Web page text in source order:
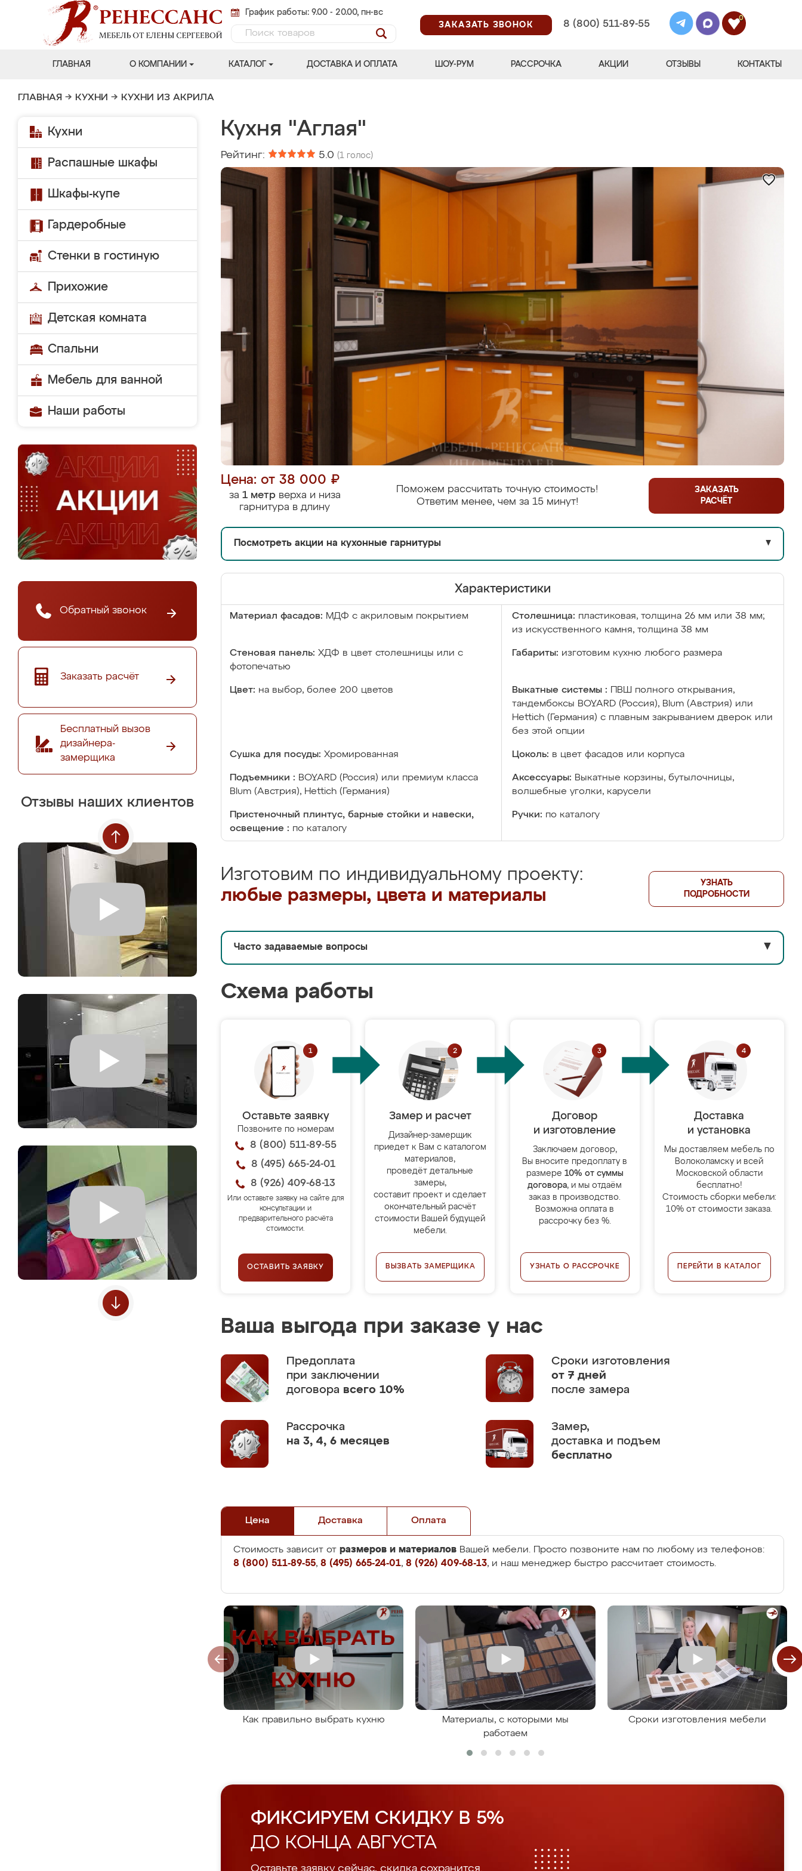
График работы: 9.00 - 20.00, пн-вс
ЗАКАЗАТЬ ЗВОНОК
8 (800) 511-89-55
0
ГЛАВНАЯ О КОМПАНИИ КАТАЛОГ ДОСТАВКА И ОПЛАТА ШОУ-РУМ РАССРОЧКА АКЦИИ ОТЗЫВЫ КОНТАКТЫ
ГЛАВНАЯ → КУХНИ → КУХНИ ИЗ АКРИЛА
Кухни
Распашные шкафы
Шкафы-купе
Гардеробные
Стенки в гостиную
Прихожие
Детская комната
Спальни
Мебель для ванной
Наши работы
Обратный звонок
Заказать расчёт
Бесплатный вызов
дизайнера-
замерщика
Отзывы наших клиентов
Кухня "Аглая"
Рейтинг: 5.0 (1 голос)
Цена: от 38 000 ₽
за 1 метрверха и низа
гарнитура в длину
Поможем рассчитать точную стоимость!
Ответим менее, чем за 15 минут!
ЗАКАЗАТЬ
РАСЧЁТ
Посмотреть акции на кухонные гарнитуры ▼
Характеристики
Материал фасадов: МДФ с акриловым покрытием Столешница: пластиковая, толщина 26 мм или 38 мм;
из искусственного камня, толщина 38 мм
Стеновая панель: ХДФ в цвет столешницы или с
фотопечатью
Габариты: изготовим кухню любого размера
Цвет: на выбор, более 200 цветов Выкатные системы :
ПВШ полного открывания,
тандембоксы BOYARD (Россия), Blum (Австрия) или
Hettich (Германия) с плавным закрыванием дверок или
без этой опции
Сушка для посуды: Хромированная Цоколь: в цвет фасадов или корпуса
Подъемники : BOYARD (Россия) или премиум класса
Blum (Австрия), Hettich (Германия)
Аксессуары: Выкатные корзины, бутылочницы,
волшебные уголки, карусели
Пристеночный плинтус, барные стойки и навески,
освещение : по каталогу
Ручки: по каталогу
Изготовим по индивидуальному проекту:
любые размеры, цвета и материалы
УЗНАТЬ
ПОДРОБНОСТИ
Часто задаваемые вопросы ▼
Схема работы
Оставьте заявку
Позвоните по номерам
8 (800) 511-89-55
8 (495) 665-24-01
8 (926) 409-68-13
Или оставьте заявку на сайте для
консультации и
предварительного расчёта
стоимости.
ОСТАВИТЬ ЗАЯВКУ
Замер и расчет
Дизайнер-замерщик
приедет к Вам с каталогом
материалов,
проведёт детальные
замеры,
составит проект и сделает
окончательный расчёт
стоимости Вашей будущей
мебели.
ВЫЗВАТЬ ЗАМЕРЩИКА
Договор
и изготовление
Заключаем договор,
Вы вносите предоплату в
размере 10% от суммы
договора, и мы отдаём
заказ в производство.
Возможна оплата в
рассрочку без %.
УЗНАТЬ О РАССРОЧКЕ
Доставка
и установка
Мы доставляем мебель по
Волоколамску и всей
Московской области
бесплатно!
Стоимость сборки мебели:
10% от стоимости заказа.
ПЕРЕЙТИ В КАТАЛОГ
Ваша выгода при заказе у нас
Предоплата
при заключении
договора всего 10%
Сроки изготовления
от 7 дней
после замера
Рассрочка
на 3, 4, 6 месяцев
Замер,
доставка и подъем
бесплатно
Цена Доставка Оплата
Стоимость зависит от размеров и материалов Вашей мебели. Просто позвоните нам по любому из телефонов:
8 (800) 511-89-55, 8 (495) 665-24-01, 8 (926) 409-68-13, и наш менеджер быстро рассчитает стоимость.
Как правильно выбрать кухню
Материалы, с которыми мы
работаем
Сроки изготовления мебели
ФИКСИРУЕМ СКИДКУ В 5%
ДО КОНЦА АВГУСТА
Оставьте заявку сейчас, скидка сохранится.